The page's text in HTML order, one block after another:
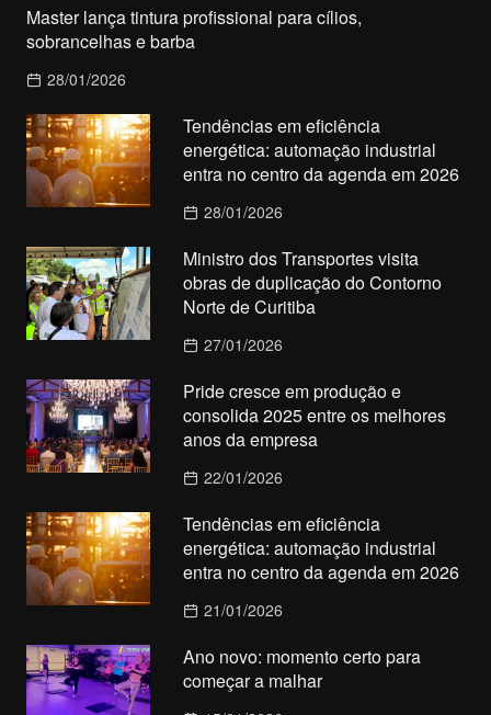
Master lança tintura profissional para cílios,
sobrancelhas e barba
28/01/2026
Tendências em eficiência
energética: automação industrial
entra no centro da agenda em 2026
28/01/2026
Ministro dos Transportes visita
obras de duplicação do Contorno
Norte de Curitiba
27/01/2026
Pride cresce em produção e
consolida 2025 entre os melhores
anos da empresa
22/01/2026
Tendências em eficiência
energética: automação industrial
entra no centro da agenda em 2026
21/01/2026
Ano novo: momento certo para
começar a malhar